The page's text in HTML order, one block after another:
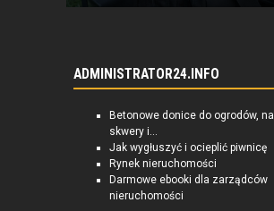
ADMINISTRATOR24.INFO
Betonowe donice do ogrodów, na
skwery i...
Jak wygłuszyć i ocieplić piwnicę
Rynek nieruchomości
Darmowe ebooki dla zarządców
nieruchomości